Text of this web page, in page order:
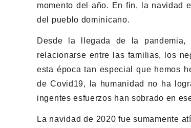
momento del año. En fin, la navidad
del pueblo dominicano.
Desde la llegada de la
relacionarse entre las familias, los
esta época tan especial que hemos
de Covid19, la humanidad no ha
ingentes esfuerzos han sobrado en
La navidad de 2020 fue sumamente